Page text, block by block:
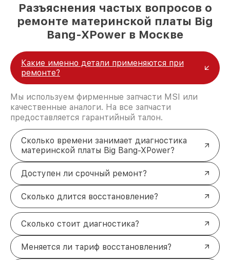
Разъяснения частых вопросов о
ремонте материнской платы Big
Bang-XPower в Москве
Какие именно детали применяются при
ремонте?
Мы используем фирменные запчасти MSI или
качественные аналоги. На все запчасти
предоставляется гарантийный талон.
Сколько времени занимает диагностика
материнской платы Big Bang-XPower?
Доступен ли срочный ремонт?
Сколько длится восстановление?
Сколько стоит диагностика?
Меняется ли тариф восстановления?